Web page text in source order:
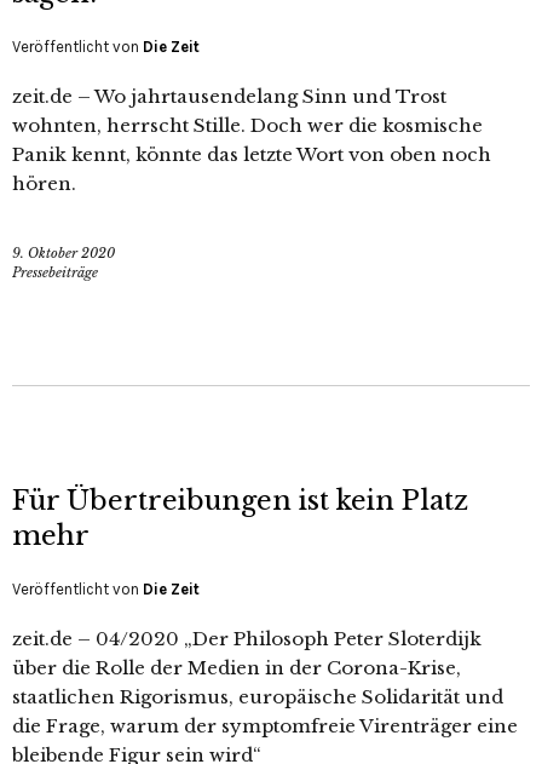
Veröffentlicht von Die Zeit
zeit.de – Wo jahrtausendelang Sinn und Trost
wohnten, herrscht Stille. Doch wer die kosmische
Panik kennt, könnte das letzte Wort von oben noch
hören.
9. Oktober 2020
Pressebeiträge
Für Übertreibungen ist kein Platz
mehr
Veröffentlicht von Die Zeit
zeit.de – 04/2020 „Der Philosoph Peter Sloterdijk
über die Rolle der Medien in der Corona-Krise,
staatlichen Rigorismus, europäische Solidarität und
die Frage, warum der symptomfreie Virenträger eine
bleibende Figur sein wird“